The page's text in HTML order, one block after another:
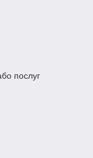
послуг